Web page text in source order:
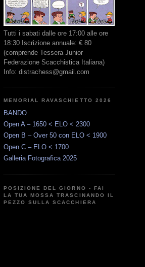
Tutti i sabati dalle ore 17:00 alle ore
18:30 Iscrizione annuale: € 80
(comprende Tessera Junior
Federazione Scacchistica Italiana)
Info: distrachess@gmail.com
MEMORIAL RAVASCHIETTO 2026
BANDO
Open A – 1650 < ELO < 2300
Open B – Over 50 con ELO < 1900
Open C – ELO < 1700
Galleria Fotografica 2025
POSIZIONE DEL GIORNO - FAI
LA TUA MOSSA TRASCINANDO IL
PEZZO SULLA SCACCHIERA